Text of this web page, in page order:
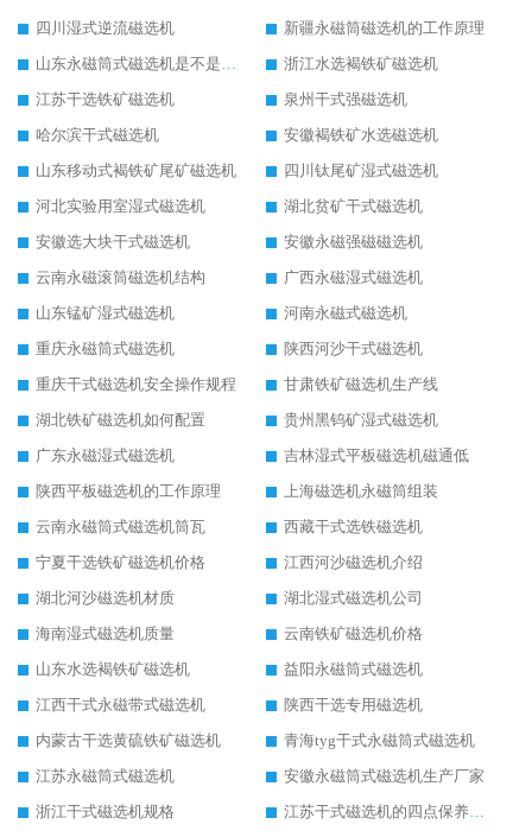
四川湿式逆流磁选机
新疆永磁筒磁选机的工作原理
山东永磁筒式磁选机是不是强磁
浙江水选褐铁矿磁选机
江苏干选铁矿磁选机
泉州干式强磁选机
哈尔滨干式磁选机
安徽褐铁矿水选磁选机
山东移动式褐铁矿尾矿磁选机
四川钛尾矿湿式磁选机
河北实验用室湿式磁选机
湖北贫矿干式磁选机
安徽选大块干式磁选机
安徽永磁强磁磁选机
云南永磁滚筒磁选机结构
广西永磁湿式磁选机
山东锰矿湿式磁选机
河南永磁式磁选机
重庆永磁筒式磁选机
陕西河沙干式磁选机
重庆干式磁选机安全操作规程
甘肃铁矿磁选机生产线
湖北铁矿磁选机如何配置
贵州黑钨矿湿式磁选机
广东永磁湿式磁选机
吉林湿式平板磁选机磁通低
陕西平板磁选机的工作原理
上海磁选机永磁筒组装
云南永磁筒式磁选机筒瓦
西藏干式选铁磁选机
宁夏干选铁矿磁选机价格
江西河沙磁选机介绍
湖北河沙磁选机材质
湖北湿式磁选机公司
海南湿式磁选机质量
云南铁矿磁选机价格
山东水选褐铁矿磁选机
益阳永磁筒式磁选机
江西干式永磁带式磁选机
陕西干选专用磁选机
内蒙古干选黄硫铁矿磁选机
青海tyg干式永磁筒式磁选机
江苏永磁筒式磁选机
安徽永磁筒式磁选机生产厂家
浙江干式磁选机规格
江苏干式磁选机的四点保养秘籍